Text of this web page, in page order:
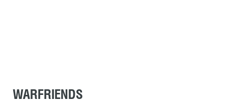
WARFRIENDS